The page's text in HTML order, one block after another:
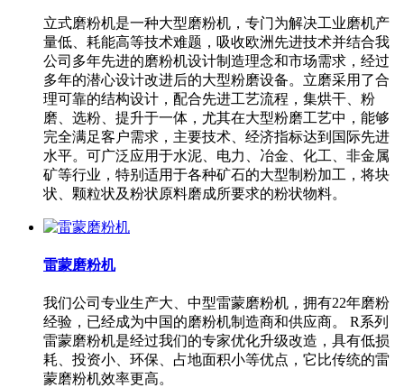
立式磨粉机是一种大型磨粉机，专门为解决工业磨机产
量低、耗能高等技术难题，吸收欧洲先进技术并结合我
公司多年先进的磨粉机设计制造理念和市场需求，经过
多年的潜心设计改进后的大型粉磨设备。立磨采用了合
理可靠的结构设计，配合先进工艺流程，集烘干、粉
磨、选粉、提升于一体，尤其在大型粉磨工艺中，能够
完全满足客户需求，主要技术、经济指标达到国际先进
水平。可广泛应用于水泥、电力、冶金、化工、非金属
矿等行业，特别适用于各种矿石的大型制粉加工，将块
状、颗粒状及粉状原料磨成所要求的粉状物料。
雷蒙磨粉机
我们公司专业生产大、中型雷蒙磨粉机，拥有22年磨粉
经验，已经成为中国的磨粉机制造商和供应商。 R系列
雷蒙磨粉机是经过我们的专家优化升级改造，具有低损
耗、投资小、环保、占地面积小等优点，它比传统的雷
蒙磨粉机效率更高。